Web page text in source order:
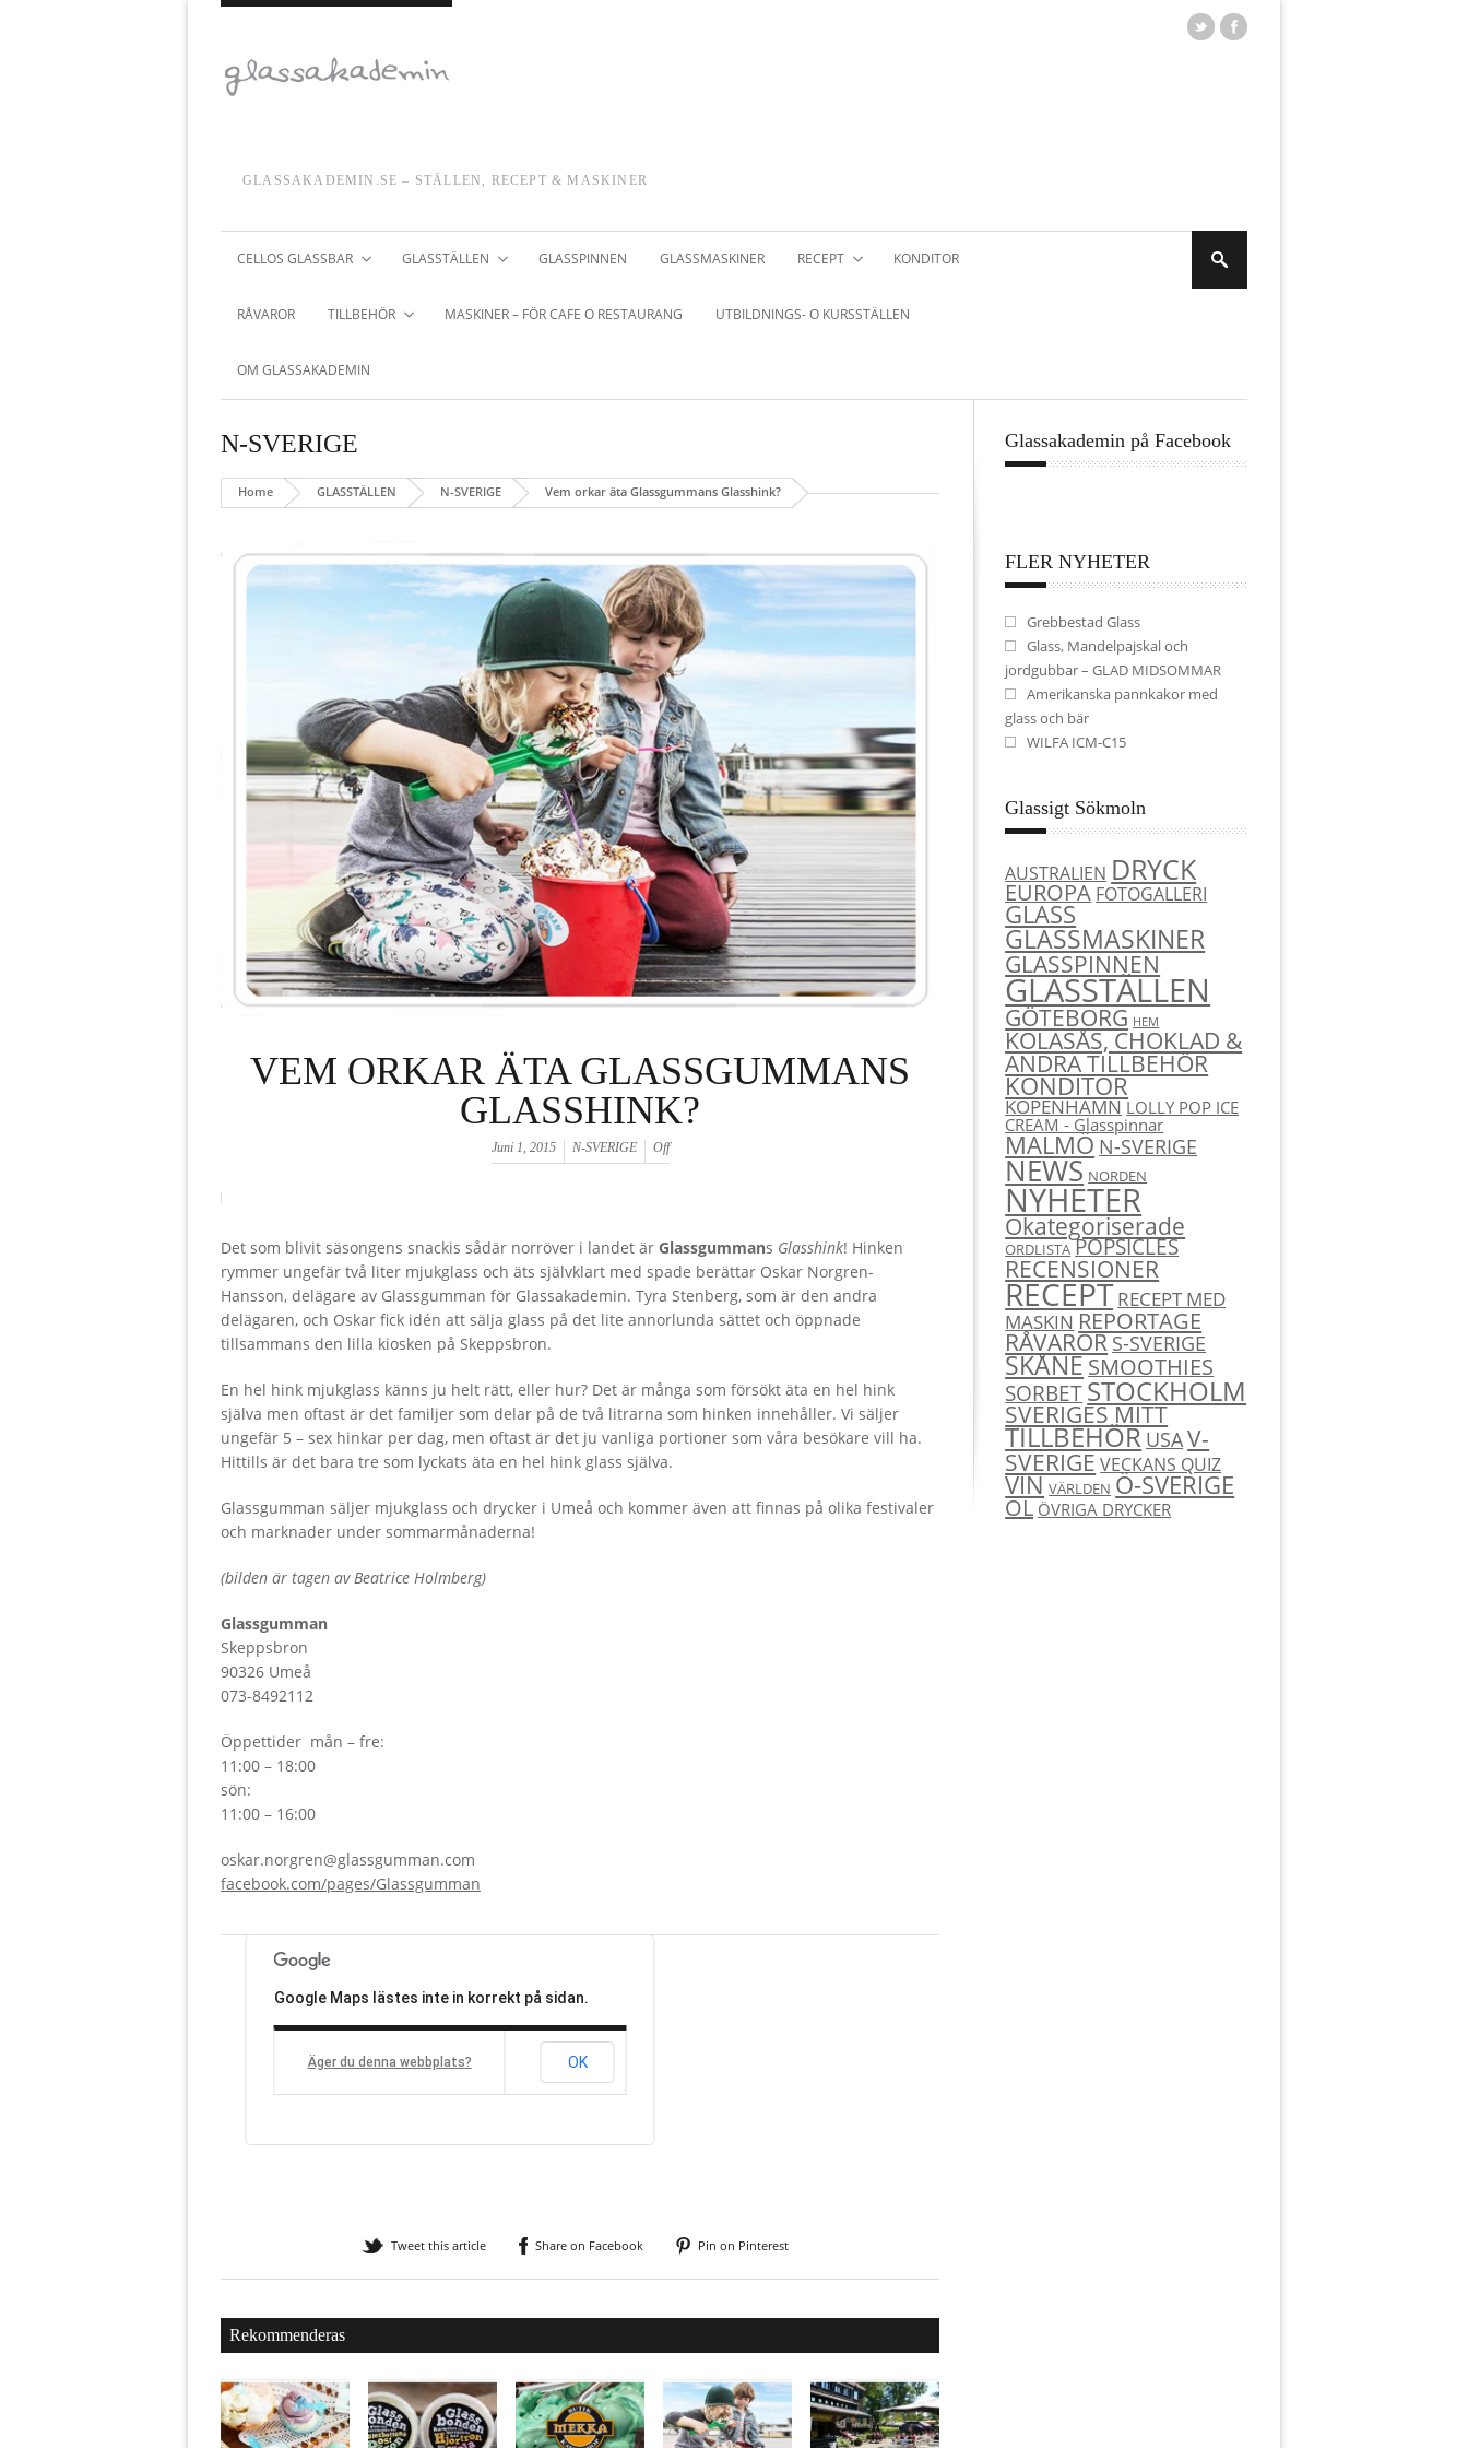
GLASSAKADEMIN.SE – STÄLLEN, RECEPT & MASKINER
CELLOS GLASSBAR GLASSTÄLLEN GLASSPINNEN GLASSMASKINER RECEPT KONDITOR
RÅVAROR TILLBEHÖR MASKINER – FÖR CAFE O RESTAURANG UTBILDNINGS- O KURSSTÄLLEN
OM GLASSAKADEMIN
N-SVERIGE
Home GLASSTÄLLEN N-SVERIGE Vem orkar äta Glassgummans Glasshink?
VEM ORKAR ÄTA GLASSGUMMANS
GLASSHINK?
Juni 1, 2015 N-SVERIGE Off
Det som blivit säsongens snackis sådär norröver i landet är Glassgummans Glasshink! Hinken
rymmer ungefär två liter mjukglass och äts självklart med spade berättar Oskar Norgren-
Hansson, delägare av Glassgumman för Glassakademin. Tyra Stenberg, som är den andra
delägaren, och Oskar fick idén att sälja glass på det lite annorlunda sättet och öppnade
tillsammans den lilla kiosken på Skeppsbron.
En hel hink mjukglass känns ju helt rätt, eller hur? Det är många som försökt äta en hel hink
själva men oftast är det familjer som delar på de två litrarna som hinken innehåller. Vi säljer
ungefär 5 – sex hinkar per dag, men oftast är det ju vanliga portioner som våra besökare vill ha.
Hittills är det bara tre som lyckats äta en hel hink glass själva.
Glassgumman säljer mjukglass och drycker i Umeå och kommer även att finnas på olika festivaler
och marknader under sommarmånaderna!
(bilden är tagen avBeatrice Holmberg)
Glassgumman
Skeppsbron
90326 Umeå
073-8492112
Öppettider mån – fre:
11:00 – 18:00
sön:
11:00 – 16:00
oskar.norgren@glassgumman.com
facebook.com/pages/Glassgumman
Google Maps lästes inte in korrekt på sidan.
Äger du denna webbplats? OK
Tweet this article Share on Facebook Pin on Pinterest
Rekommenderas
Glassakademin på Facebook
FLER NYHETER
Grebbestad Glass
Glass, Mandelpajskal och
jordgubbar – GLAD MIDSOMMAR
Amerikanska pannkakor med
glass och bär
WILFA ICM-C15
Glassigt Sökmoln
AUSTRALIEN DRYCK
EUROPA FOTOGALLERI
GLASS
GLASSMASKINER
GLASSPINNEN
GLASSTÄLLEN
GÖTEBORG HEM
KOLASÅS, CHOKLAD &
ANDRA TILLBEHÖR
KONDITOR
KÖPENHAMN LOLLY POP ICE
CREAM - Glasspinnar
MALMÖN-SVERIGE
NEWS NORDEN
NYHETER
Okategoriserade
ORDLISTA POPSICLES
RECENSIONER
RECEPT RECEPT MED
MASKIN REPORTAGE
RÅVARORS-SVERIGE
SKÅNESMOOTHIES
SORBETSTOCKHOLM
SVERIGES MITT
TILLBEHÖRUSAV-
SVERIGEVECKANS QUIZ
VIN VÄRLDEN Ö-SVERIGE
ÖL ÖVRIGA DRYCKER